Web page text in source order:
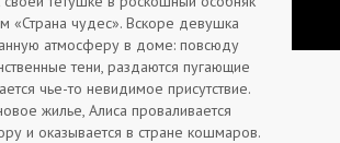
«Страна чудес». Вскоре девушка
атмосферу в доме: повсюду
тени, раздаются пугающие
чье-то невидимое присутствие.
жилье, Алиса проваливается
и оказывается в стране кошмаров.